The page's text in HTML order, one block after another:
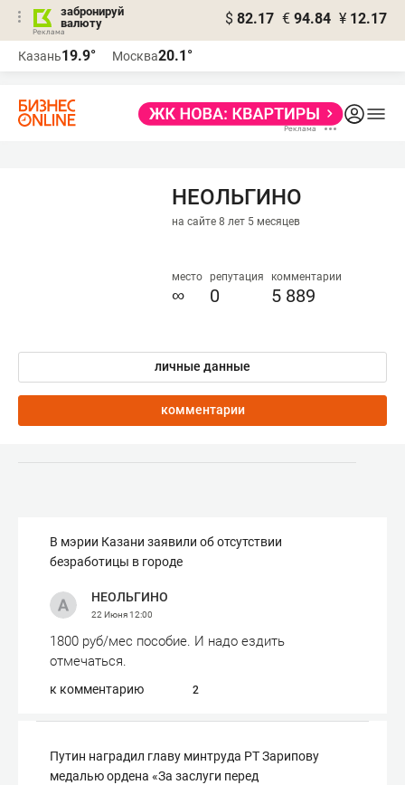
забронируй
валюту
$ 82.17 € 94.84 ¥ 12.17
Казань19.9° Москва20.1°
НЕОЛЬГИНО
на сайте 8 лет 5 месяцев
место
∞
репутация
0
комментарии
5 889
личные данные
комментарии
В мэрии Казани заявили об отсутствии
безработицы в городе
НЕОЛЬГИНО
22 Июня12:00
1800 руб/мес пособие. И надо ездить
отмечаться.
к комментарию 2
Путин наградил главу минтруда РТ Зарипову
медалью ордена «За заслуги перед